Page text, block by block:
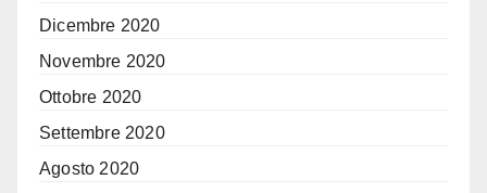
Dicembre 2020
Novembre 2020
Ottobre 2020
Settembre 2020
Agosto 2020